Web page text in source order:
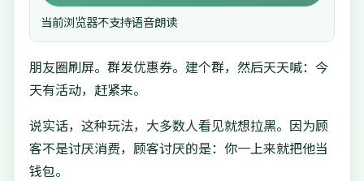
当前浏览器不支持语音朗读
朋友圈刷屏。群发优惠券。建个群，然后天天喊：今
天有活动，赶紧来。
说实话，这种玩法，大多数人看见就想拉黑。因为顾
客不是讨厌消费，顾客讨厌的是：你一上来就把他当
钱包。